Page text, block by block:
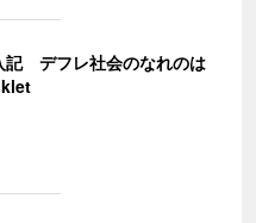
記 デフレ社会のなれのは